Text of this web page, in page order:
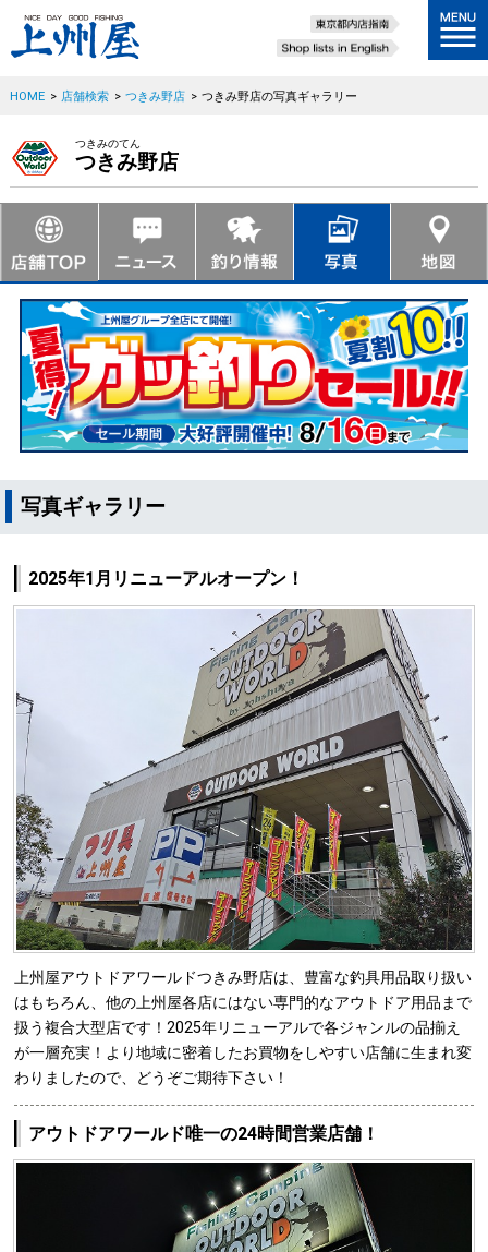
HOME > 店舗検索 > つきみ野店 > つきみ野店の写真ギャラリー
つきみのてん
つきみ野店
写真ギャラリー
2025年1月リニューアルオープン！
上州屋アウトドアワールドつきみ野店は、豊富な釣具用品取り扱い
はもちろん、他の上州屋各店にはない専門的なアウトドア用品まで
扱う複合大型店です！2025年リニューアルで各ジャンルの品揃え
が一層充実！より地域に密着したお買物をしやすい店舗に生まれ変
わりましたので、どうぞご期待下さい！
アウトドアワールド唯一の24時間営業店舗！